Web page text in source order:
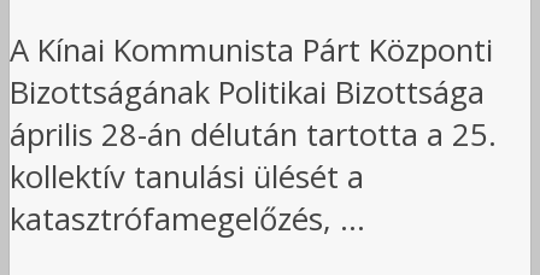
A Kínai Kommunista Párt Központi
Bizottságának Politikai Bizottsága
április 28-án délután tartotta a 25.
kollektív tanulási ülését a
katasztrófamegelőzés, ...